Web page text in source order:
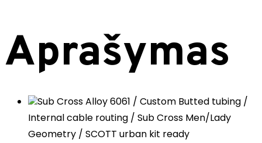
Aprašymas
Sub Cross Alloy 6061 / Custom Butted tubing /
Internal cable routing / Sub Cross Men/Lady
Geometry / SCOTT urban kit ready